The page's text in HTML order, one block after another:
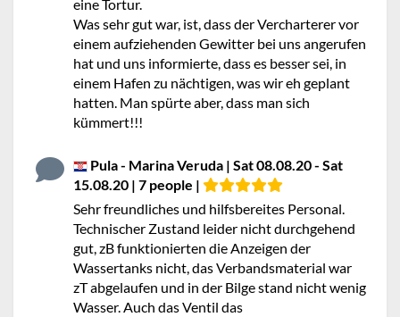
eine Tortur.
Was sehr gut war, ist, dass der Vercharterer vor
einem aufziehenden Gewitter bei uns angerufen
hat und uns informierte, dass es besser sei, in
einem Hafen zu nächtigen, was wir eh geplant
hatten. Man spürte aber, dass man sich
kümmert!!!
Pula - Marina Veruda | Sat 08.08.20 - Sat
15.08.20 | 7 people |
Sehr freundliches und hilfsbereites Personal.
Technischer Zustand leider nicht durchgehend
gut, zB funktionierten die Anzeigen der
Wassertanks nicht, das Verbandsmaterial war
zT abgelaufen und in der Bilge stand nicht wenig
Wasser. Auch das Ventil das